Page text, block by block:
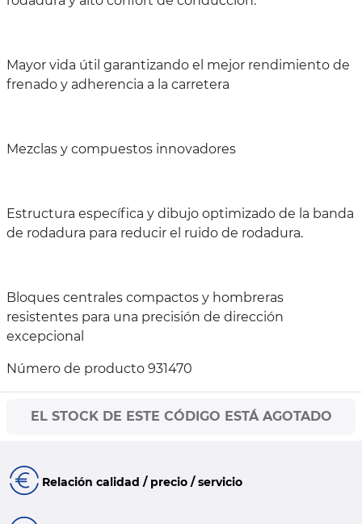
Mayor vida útil garantizando el mejor rendimiento de
frenado y adherencia a la carretera
Mezclas y compuestos innovadores
Estructura específica y dibujo optimizado de la banda
de rodadura para reducir el ruido de rodadura.
Bloques centrales compactos y hombreras
resistentes para una precisión de dirección
excepcional
Número de producto 931470
EL STOCK DE ESTE CÓDIGO ESTÁ AGOTADO
Relación calidad / precio / servicio